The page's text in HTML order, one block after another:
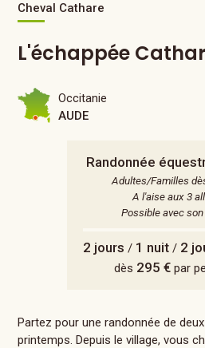
Cheval Cathare
L'échappée
Randonnée
Adultes/Familles
A l'aise aux 3
Possible avec
2 jours / 1 nuit/ 2
dès 295 €par
Occitanie
AUDE
Partez pour une randonnée de
printemps. Depuis le village, vous